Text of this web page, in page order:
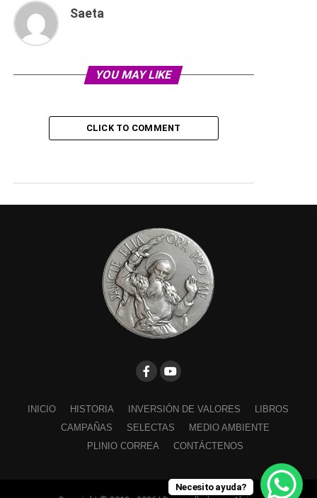
Saeta
YOU MAY LIKE
CLICK TO COMMENT
INICIO HISTORIA INVERSIÓN DE VALORES
LIBROS
CAMPAÑAS
SELECTAS
MEDIO AMBIENTE
PLINIO CORREA
CONTÁCTENOS
Necesito ayuda?